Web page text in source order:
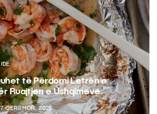
Problemet që Vijnë Nga
Vjetëruara
10 QERSHOR, 2025